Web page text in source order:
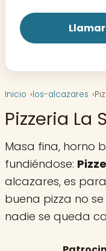
Inicio los-alcazares
Pizzeria La
Masa fina, horno
fundiéndose:
alcazares, es
buena pizza no
nadie se queda